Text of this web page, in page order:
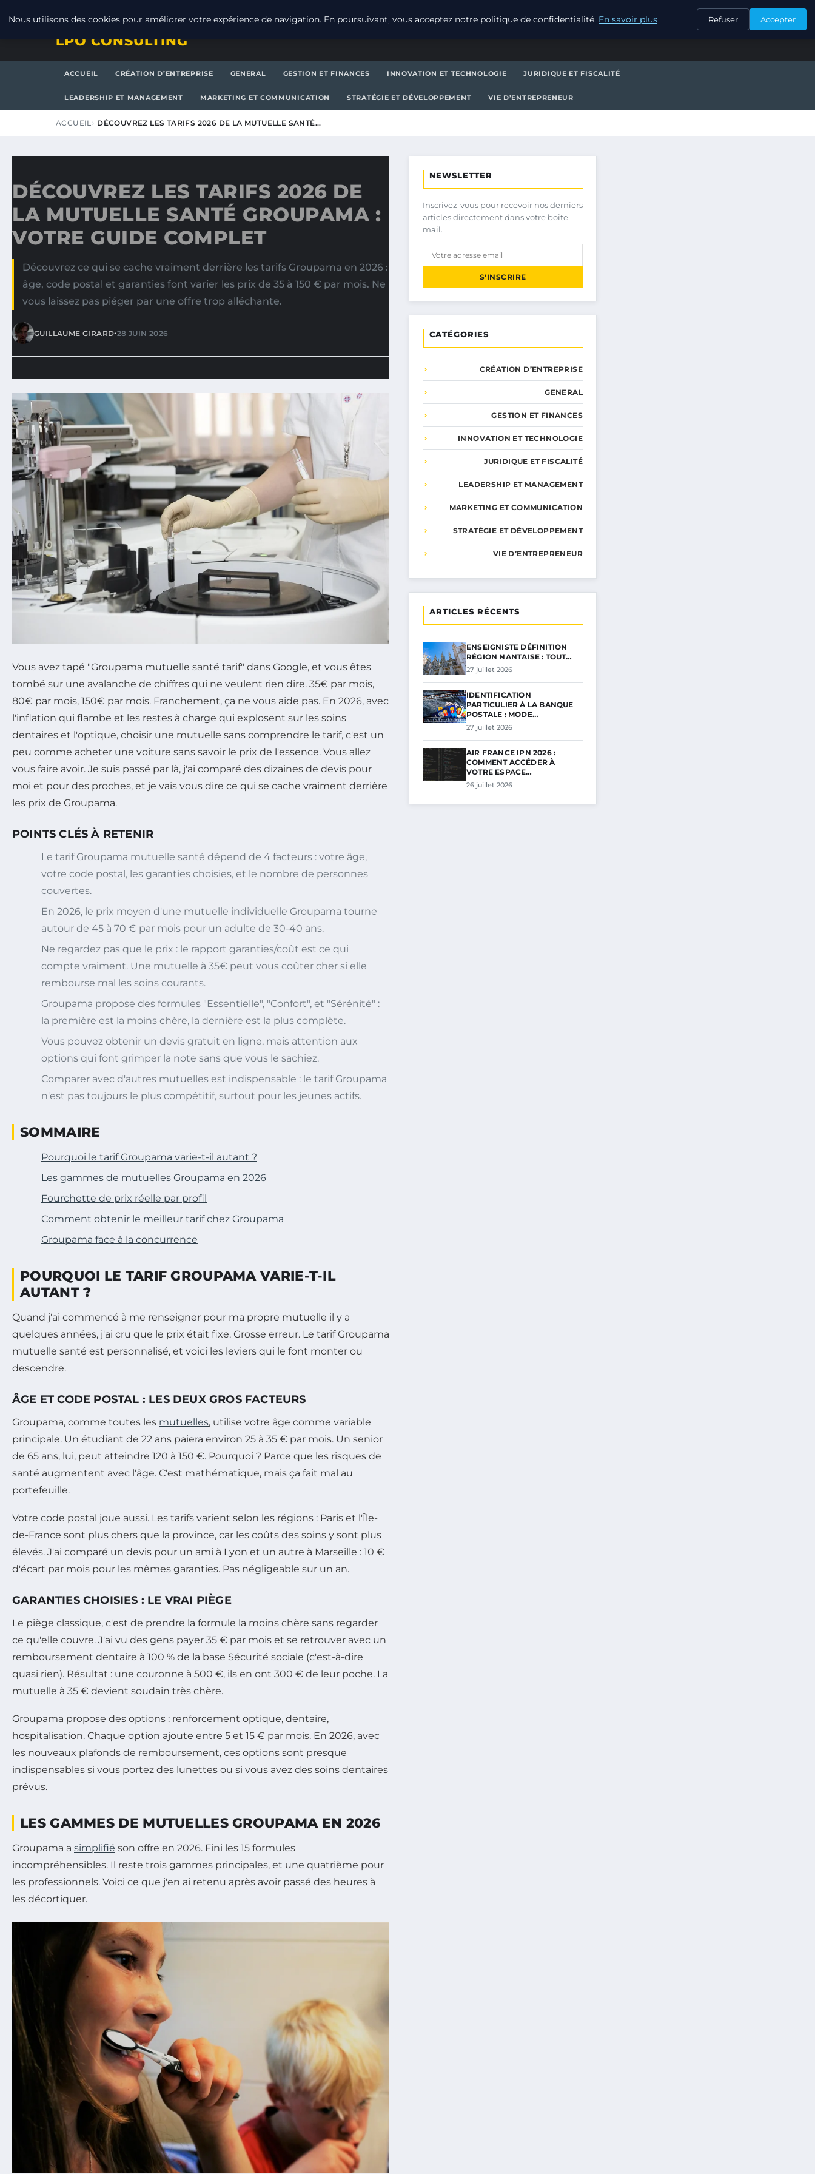
CONTACT
LPO CONSULTING
ACCUEIL CRÉATION D’ENTREPRISE GENERAL GESTION ET FINANCES INNOVATION ET TECHNOLOGIE JURIDIQUE ET FISCALITÉ
LEADERSHIP ET MANAGEMENT MARKETING ET COMMUNICATION STRATÉGIE ET DÉVELOPPEMENT VIE D’ENTREPRENEUR
ACCUEIL DÉCOUVREZ LES TARIFS 2026 DE LA MUTUELLE SANTÉ…
DÉCOUVREZ LES TARIFS 2026 DE
LA MUTUELLE SANTÉ GROUPAMA :
VOTRE GUIDE COMPLET
Découvrez ce qui se cache vraiment derrière les tarifs Groupama en 2026 :
âge, code postal et garanties font varier les prix de 35 à 150 € par mois. Ne
vous laissez pas piéger par une offre trop alléchante.
GUILLAUME GIRARD•28 JUIN 2026
Vous avez tapé "Groupama mutuelle santé tarif" dans Google, et vous êtes
tombé sur une avalanche de chiffres qui ne veulent rien dire. 35€ par mois,
80€ par mois, 150€ par mois. Franchement, ça ne vous aide pas. En 2026, avec
l'inflation qui flambe et les restes à charge qui explosent sur les soins
dentaires et l'optique, choisir une mutuelle sans comprendre le tarif, c'est un
peu comme acheter une voiture sans savoir le prix de l'essence. Vous allez
vous faire avoir. Je suis passé par là, j'ai comparé des dizaines de devis pour
moi et pour des proches, et je vais vous dire ce qui se cache vraiment derrière
les prix de Groupama.
POINTS CLÉS À RETENIR
Le tarif Groupama mutuelle santé dépend de 4 facteurs : votre âge,
votre code postal, les garanties choisies, et le nombre de personnes
couvertes.
En 2026, le prix moyen d'une mutuelle individuelle Groupama tourne
autour de 45 à 70 € par mois pour un adulte de 30-40 ans.
Ne regardez pas que le prix : le rapport garanties/coût est ce qui
compte vraiment. Une mutuelle à 35€ peut vous coûter cher si elle
rembourse mal les soins courants.
Groupama propose des formules "Essentielle", "Confort", et "Sérénité" :
la première est la moins chère, la dernière est la plus complète.
Vous pouvez obtenir un devis gratuit en ligne, mais attention aux
options qui font grimper la note sans que vous le sachiez.
Comparer avec d'autres mutuelles est indispensable : le tarif Groupama
n'est pas toujours le plus compétitif, surtout pour les jeunes actifs.
SOMMAIRE
Pourquoi le tarif Groupama varie-t-il autant ?
Les gammes de mutuelles Groupama en 2026
Fourchette de prix réelle par profil
Comment obtenir le meilleur tarif chez Groupama
Groupama face à la concurrence
POURQUOI LE TARIF GROUPAMA VARIE-T-IL
AUTANT ?
Quand j'ai commencé à me renseigner pour ma propre mutuelle il y a
quelques années, j'ai cru que le prix était fixe. Grosse erreur. Le tarif Groupama
mutuelle santé est personnalisé, et voici les leviers qui le font monter ou
descendre.
ÂGE ET CODE POSTAL : LES DEUX GROS FACTEURS
Groupama, comme toutes les mutuelles, utilise votre âge comme variable
principale. Un étudiant de 22 ans paiera environ 25 à 35 € par mois. Un senior
de 65 ans, lui, peut atteindre 120 à 150 €. Pourquoi ? Parce que les risques de
santé augmentent avec l'âge. C'est mathématique, mais ça fait mal au
portefeuille.
Votre code postal joue aussi. Les tarifs varient selon les régions : Paris et l'Île-
de-France sont plus chers que la province, car les coûts des soins y sont plus
élevés. J'ai comparé un devis pour un ami à Lyon et un autre à Marseille : 10 €
d'écart par mois pour les mêmes garanties. Pas négligeable sur un an.
GARANTIES CHOISIES : LE VRAI PIÈGE
Le piège classique, c'est de prendre la formule la moins chère sans regarder
ce qu'elle couvre. J'ai vu des gens payer 35 € par mois et se retrouver avec un
remboursement dentaire à 100 % de la base Sécurité sociale (c'est-à-dire
quasi rien). Résultat : une couronne à 500 €, ils en ont 300 € de leur poche. La
mutuelle à 35 € devient soudain très chère.
Groupama propose des options : renforcement optique, dentaire,
hospitalisation. Chaque option ajoute entre 5 et 15 € par mois. En 2026, avec
les nouveaux plafonds de remboursement, ces options sont presque
indispensables si vous portez des lunettes ou si vous avez des soins dentaires
prévus.
LES GAMMES DE MUTUELLES GROUPAMA EN 2026
Groupama a simplifié son offre en 2026. Fini les 15 formules
incompréhensibles. Il reste trois gammes principales, et une quatrième pour
les professionnels. Voici ce que j'en ai retenu après avoir passé des heures à
les décortiquer.
NEWSLETTER
Inscrivez-vous pour recevoir nos derniers
articles directement dans votre boîte
mail.
S'INSCRIRE
CATÉGORIES
CRÉATION D’ENTREPRISE
GENERAL
GESTION ET FINANCES
INNOVATION ET TECHNOLOGIE
JURIDIQUE ET FISCALITÉ
LEADERSHIP ET MANAGEMENT
MARKETING ET COMMUNICATION
STRATÉGIE ET DÉVELOPPEMENT
VIE D’ENTREPRENEUR
ARTICLES RÉCENTS
ENSEIGNISTE DÉFINITION
RÉGION NANTAISE : TOUT…
27 juillet 2026
IDENTIFICATION
PARTICULIER À LA BANQUE
POSTALE : MODE…
27 juillet 2026
AIR FRANCE IPN 2026 :
COMMENT ACCÉDER À
VOTRE ESPACE…
26 juillet 2026
Nous utilisons des cookies pour améliorer votre expérience de navigation. En poursuivant, vous acceptez notre politique de confidentialité. En savoir plus Refuser Accepter